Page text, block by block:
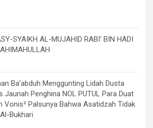
SYAIKH AL-MUJAHID RABI’ BIN HADI
Ba’abduh Menggunting Lidah Dusta
Jaunah Penghina NOL PUTUL Para Duat
Vonis² Palsunya Bahwa Asatidzah Tidak
Bukhari